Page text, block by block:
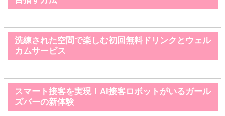
洗練された空間で楽しむ初回無料ドリンクとウェル
カムサービス
スマート接客を実現！AI接客ロボットがいるガール
ズバーの新体験